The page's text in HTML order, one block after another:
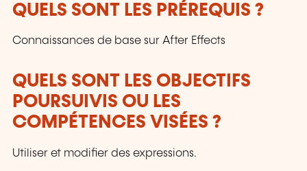
QUELS SONT LES PRÉREQUIS ?
Connaissances de base sur After Effects
QUELS SONT LES OBJECTIFS
POURSUIVIS OU LES
COMPÉTENCES VISÉES ?
Utiliser et modifier des expressions.